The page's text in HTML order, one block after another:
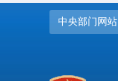
中央部门网站